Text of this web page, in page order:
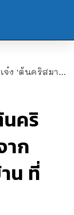
ดิษฐ์จากสิ่งของต่างๆ ในบ้าน ที่ไม่ใช่ต้นสน
นคริ
าก
น ที่